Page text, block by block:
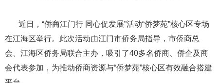
​​​​​​​ ​​​​​​​近日，“侨商江门行 同心促发展”活动“侨梦苑”核心区专场
在江海区举行。此次活动由江门市侨务局指导，市侨商总
会、江海区侨务局联合主办，吸引了40多名侨商、侨企及商
会代表参加，为推动侨商资源与“侨梦苑”核心区有效融合搭建